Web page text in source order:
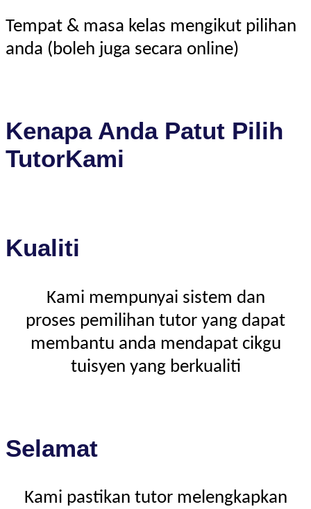
Tempat & masa kelas mengikut pilihan
anda (boleh juga secara online)
Kenapa Anda Patut Pilih
TutorKami
Kualiti
Kami mempunyai sistem dan
proses pemilihan tutor yang dapat
membantu anda mendapat cikgu
tuisyen yang berkualiti
Selamat
Kami pastikan tutor melengkapkan